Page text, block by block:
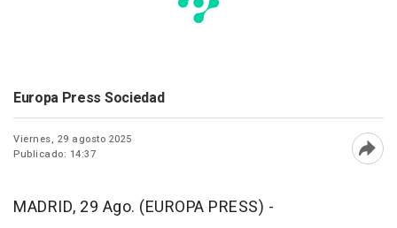
Europa Press Sociedad
Viernes, 29 agosto 2025
Publicado: 14:37
MADRID, 29 Ago. (EUROPA PRESS) -